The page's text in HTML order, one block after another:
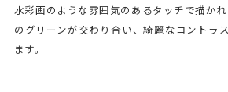
水彩画のような雰囲気のあるタッチで描か
のグリーンが交わり合い、綺麗なコントラ
ます。